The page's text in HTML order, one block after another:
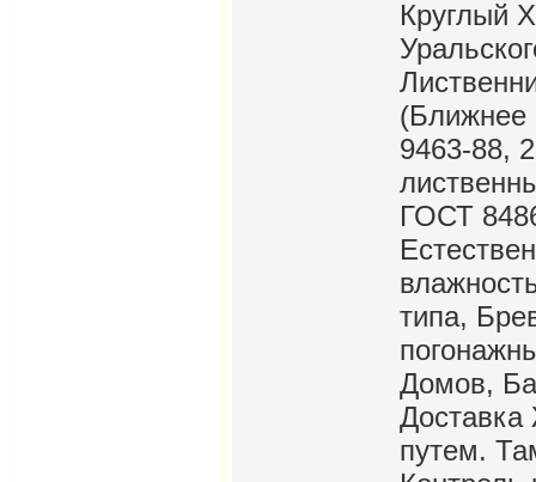
Круглый
(Ближнее
9463-88,
ГОСТ
типа,
Домов,
путем.